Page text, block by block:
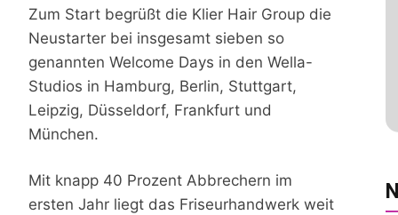
Zum Start begrüßt die Klier Hair Group die
Neustarter bei insgesamt sieben so
genannten Welcome Days in den Wella-
Studios in Hamburg, Berlin, Stuttgart,
Leipzig, Düsseldorf, Frankfurt und
München.
Mit knapp 40 Prozent Abbrechern im
ersten Jahr liegt das Friseurhandwerk weit